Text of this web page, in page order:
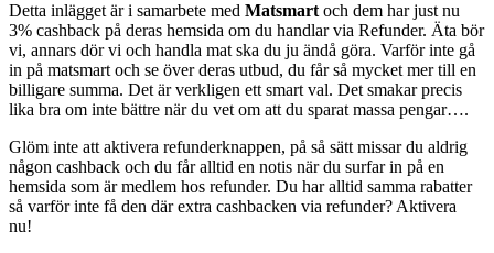
Detta inlägget är i samarbete med Matsmartoch dem har just nu
3% cashback på deras hemsida om du handlar via Refunder. Äta bör
vi, annars dör vi och handla mat ska du ju ändå göra. Varför inte gå
in på matsmart och se över deras utbud, du får så mycket mer till en
billigare summa. Det är verkligen ett smart val. Det smakar precis
lika bra om inte bättre när du vet om att du sparat massa pengar….
Glöm inte att aktivera refunderknappen, på så sätt missar du aldrig
någon cashback och du får alltid en notis när du surfar in på en
hemsida som är medlem hos refunder. Du har alltid samma rabatter
så varför inte få den där extra cashbacken via refunder? Aktivera
nu!